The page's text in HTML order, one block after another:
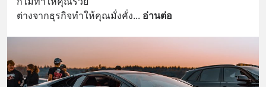
ต่างจากธุรกิจทำให้คุณมั่งคั่ง... อ่านต่อ